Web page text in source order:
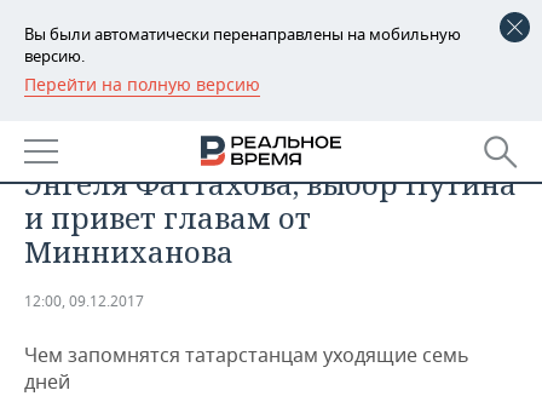
Вы были автоматически перенаправлены на мобильную
версию.
Перейти на полную версию
РЕГИОНЫ
БАШКОРТОСТАН
ТАТАРСТАН
УДМУРТИЯ
НОВОСТИ
АНАЛИТИКА
НОВОСТИ АНАЛИТИКИ
ДЕКЛАРАЦИИ О ДОХОДАХ
КОРОЛИ ГОСЗАКАЗА ПФО
ЭКОНОМИКА
НОВОСТИ ЭКОНОМИКИ
ФИНАНСЫ
ПРОМЫШЛЕННОСТЬ
НОВОСТИ
ПРОМЫШЛЕННОСТИ
НЕДВИЖИМОСТЬ
Скандалы недели: падение
Энгеля Фаттахова, выбор Путина
и привет главам от
Минниханова
12:00, 09.12.2017
Чем запомнятся татарстанцам уходящие семь
дней